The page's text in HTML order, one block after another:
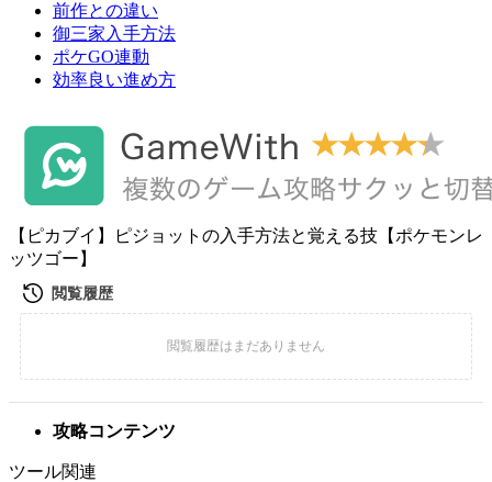
前作との違い
御三家入手方法
ポケGO連動
効率良い進め方
【ピカブイ】ピジョットの入手方法と覚える技【ポケモンレ
ッツゴー】
攻略コンテンツ
ツール関連